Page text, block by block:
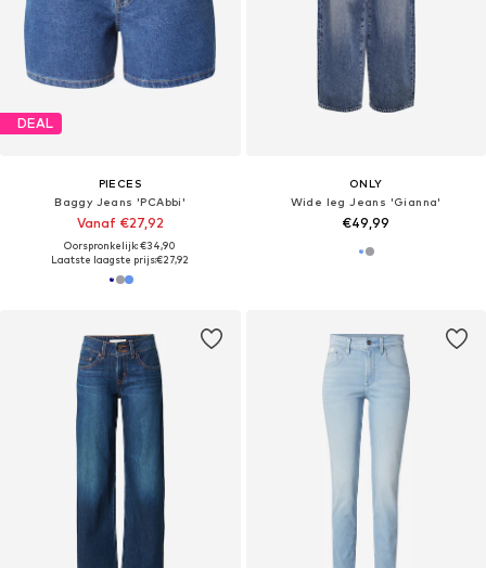
DEAL
PIECES
Baggy Jeans 'PCAbbi'
Vanaf €27,92
Oorspronkelijk: €34,90
Laatste laagste prijs:€27,92
ONLY
Wide leg Jeans 'Gianna'
€49,99